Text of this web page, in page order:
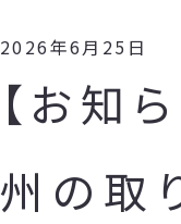
2026年6月25日
【お知
州の取